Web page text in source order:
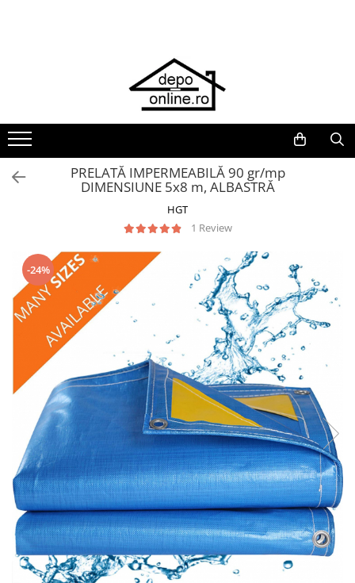
Grătare barbeque din fontă
România
Grătare tehnice din fontă România
Vase de gătit din fontă România
Accesorii pentru grătare
Cuptoare de pizza
Grătare din fontă
Grătare din inox
Grătare electrice
Grătare pe cărbuni
GRĂTARE PE GAZ
UȘI DIN FONTĂ
Uși de cuptor
Uși pentru sobă și șemineu
VASE DE GĂTIT
Vase pentru gătit din aluminiu
Vase pentru gătit din fontă
Vase pentru gătit din inox
PRELATĂ IMPERMEABILĂ 90 gr/mp
DIMENSIUNE 5x8 m, ALBASTRĂ
HGT
1 Review
-24%